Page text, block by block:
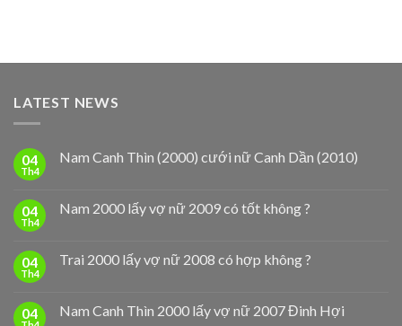
LATEST NEWS
04
Th4
Nam Canh Thìn (2000) cưới nữ Canh Dần (2010)
04
Th4
Nam 2000 lấy vợ nữ 2009 có tốt không ?
04
Th4
Trai 2000 lấy vợ nữ 2008 có hợp không ?
04 Nam Canh Thìn 2000 lấy vợ nữ 2007 Đinh Hợi